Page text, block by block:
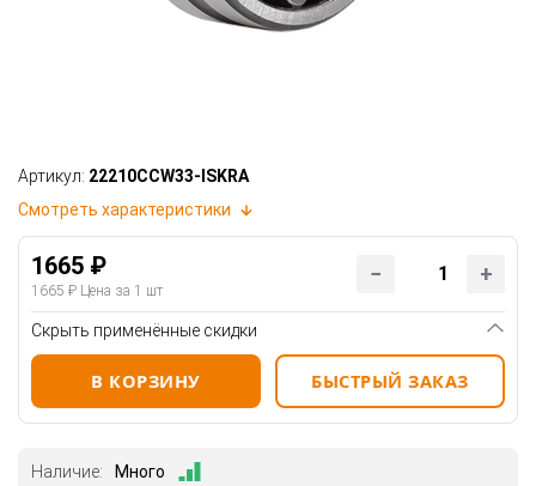
Артикул: 22210CCW33-ISKRA
Смотреть характеристики
1665 ₽
1665 ₽ Цена за 1 шт
Скрыть применённые скидки
В КОРЗИНУ БЫСТРЫЙ ЗАКАЗ
Наличие: Много